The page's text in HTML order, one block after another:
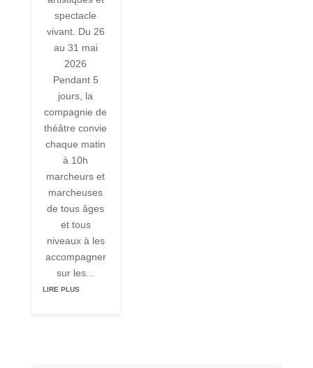
spectacle
vivant. Du 26
au 31 mai
2026
Pendant 5
jours, la
compagnie de
théâtre convie
chaque matin
à 10h
marcheurs et
marcheuses
de tous âges
et tous
niveaux à les
accompagner
sur les...
LIRE PLUS